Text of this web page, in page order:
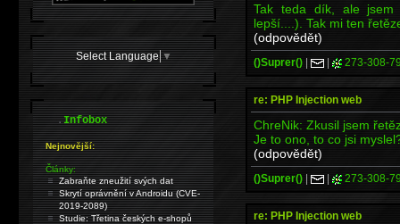
Tak teda dík, ale
lepší....). Tak mi ten
(odpovědět)
()Suprer() | | 273-308-
re: PHP Injection web
ChreNik: Zkusil jsem
Je to ono, to co jsi
(odpovědět)
()Suprer() | | 273-308-
re: PHP Injection web
Select Language ▼
.Infobox
Nejnovější:
Články:
Zabraňte zneužití svých dat
Skrytí oprávnění v Androidu (CVE-
2019-2089)
Studie: Třetina českých e-shopů